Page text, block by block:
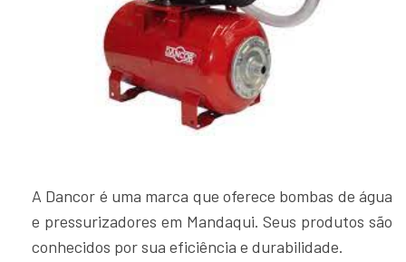
A Dancor é uma marca que oferece bombas de água
e pressurizadores em Mandaqui. Seus produtos são
conhecidos por sua eficiência e durabilidade.